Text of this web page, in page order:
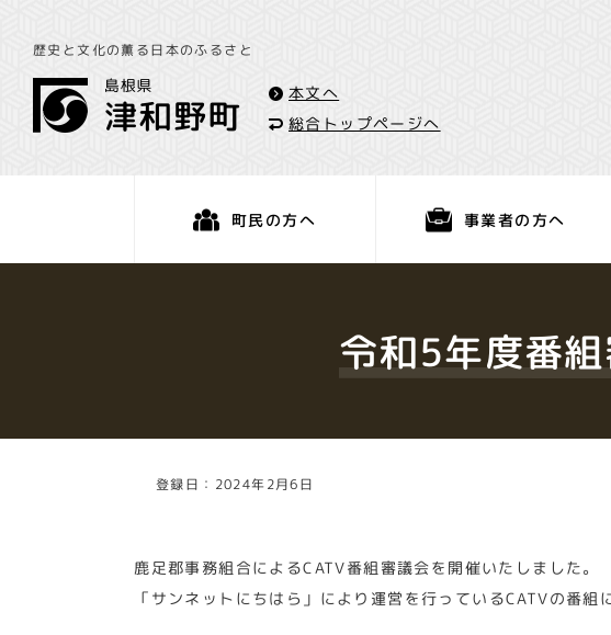
歴史と文化の薫る日本のふるさと
本文へ
総合トップページへ
町民の方へ 事業者の方へ
令和5年度番
登録日：2024年2月6日
鹿足郡事務組合によるCATV番組審議会を開催いたしました。
「サンネットにちはら」により運営を行っているCATVの番